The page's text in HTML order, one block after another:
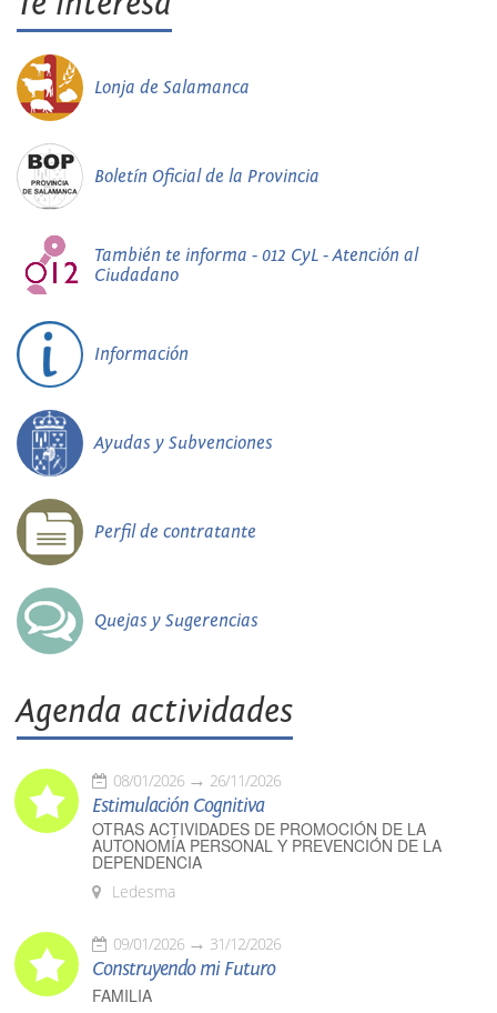
Lonja de Salamanca
Boletín Oficial de la Provincia
También te informa - 012 CyL - Atención al
Ciudadano
Información
Ayudas y Subvenciones
Perfil de contratante
Quejas y Sugerencias
Agenda actividades
08/01/2026 26/11/2026
Estimulación Cognitiva
OTRAS ACTIVIDADES DE PROMOCIÓN DE LA
AUTONOMÍA PERSONAL Y PREVENCIÓN DE LA
DEPENDENCIA
Ledesma
09/01/2026 31/12/2026
Construyendo mi Futuro
FAMILIA